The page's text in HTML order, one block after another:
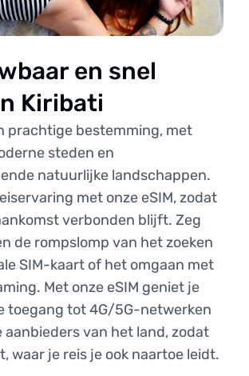
en snel
Kiribati
prachtige bestemming, met
steden en
natuurlijke landschappen.
met onze eSIM, zodat
verbonden blijft. Zeg
de rompslomp van het zoeken
SIM-kaart of het omgaan met
Met onze eSIM geniet je
toegang tot 4G/5G-netwerken
aanbieders van het land, zodat
waar je reis je ook naartoe leidt.